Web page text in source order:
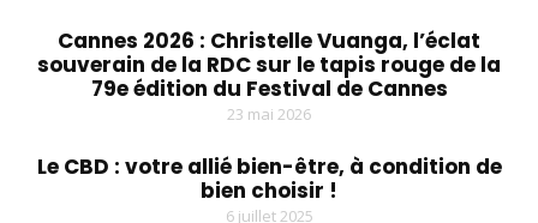
Cannes 2026 : Christelle Vuanga, l’éclat
souverain de la RDC sur le tapis rouge de la
79e édition du Festival de Cannes
23 mai 2026
Le CBD : votre allié bien-être, à condition de
bien choisir !
6 juillet 2025